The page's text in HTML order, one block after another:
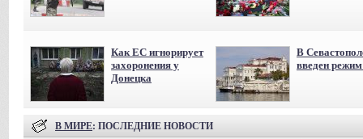
Как ЕС игнорирует
захоронения у
Донецка
В
введен
В МИРЕ: ПОСЛЕДНИЕ НОВОСТИ